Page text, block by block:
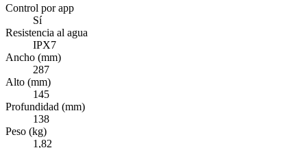
Control por app
Sí
Resistencia al agua
IPX7
Ancho (mm)
287
Alto (mm)
145
Profundidad (mm)
138
Peso (kg)
1,82